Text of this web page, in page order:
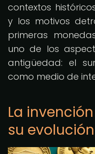
contextos
y los motivos
primeras
uno de los
antigüedad: el
como medio de
La
su